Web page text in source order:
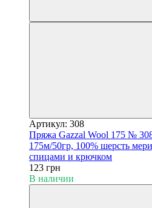
Артикул: 308
Пряжа Gazzal Wool 175 №
175м/50гр, 100% шерсть
спицами и крючком
123 грн
В наличии